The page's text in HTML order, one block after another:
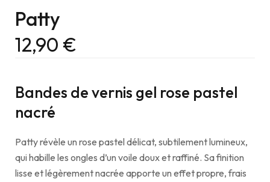
Patty
12,90 €
Bandes de vernis gel rose pastel
nacré
Patty révèle un rose pastel délicat, subtilement lumineux,
qui habille les ongles d’un voile doux et raffiné. Sa finition
lisse et légèrement nacrée apporte un effet propre, frais